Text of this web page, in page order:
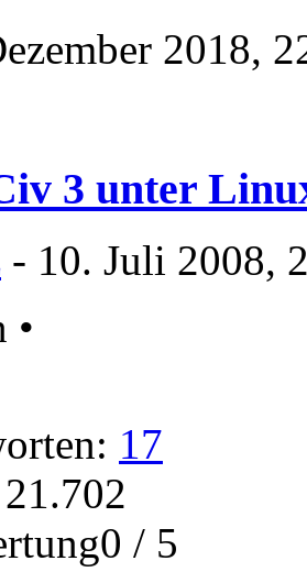
2018,
3 unter
- 10. Juli 2008,
•
17
/ 5